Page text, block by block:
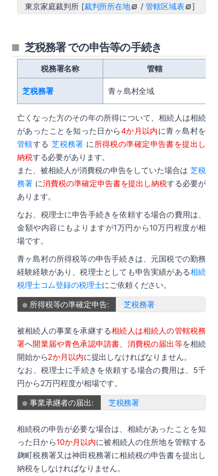
東京家庭裁判所 [裁判所所在地 /管轄区域表 ]
芝税務署 での申告等の手続き
税務署名称 管轄
芝税務署 青ヶ島村全域
亡くなった方のその年の所得について、相続人は相続
があったことを知った日から 4か月以内に青ヶ島村を
管轄する芝税務署 に所得税の準確定申告書を提出し
納税する必要があります。
また、被相続人が消費税の申告をしていた場合は芝税
務署に消費税の準確定申告書を提出し納税する必要が
あります。
なお、税理士に申告手続きを依頼する場合の費用は、
金額や内容にもよりますが1万円から10万円程度が相
場です。
青ヶ島村の所得税等の申告手続きは、元国税での勤務
経験経験があり、税理士としても申告実績がある相続
税理士コム登録の税理士にご依頼ください。
所得税等の準確定申告:
芝税務署
被相続人の事業を承継する相続人は相続人の管轄税務
署へ開業届や青色承認申請書、 消費税の届出等を相続
開始から2か月以内に提出しなければなりません。
なお、税理士に手続きを依頼する場合の費用は、5千
円から2万円程度が相場です。
事業承継者の届出:
芝税務署
相続税の申告が必要な場合は、相続があったことを知
った日から10か月以内に被相続人の住所地を管轄する
麹町税務署又は神田税務署に相続税の申告書を提出し
納税をしなければなりません。